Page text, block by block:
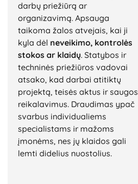
darbų priežiūrą ar
organizavimą. Apsauga
taikoma žalos atvejais, kai ji
kyla dėl neveikimo, kontrolės
stokos ar klaidų. Statybos ir
techninės priežiūros vadovai
atsako, kad darbai atitiktų
projektą, teisės aktus ir saugos
reikalavimus. Draudimas ypač
svarbus individualiems
specialistams ir mažoms
įmonėms, nes jų klaidos gali
lemti didelius nuostolius.